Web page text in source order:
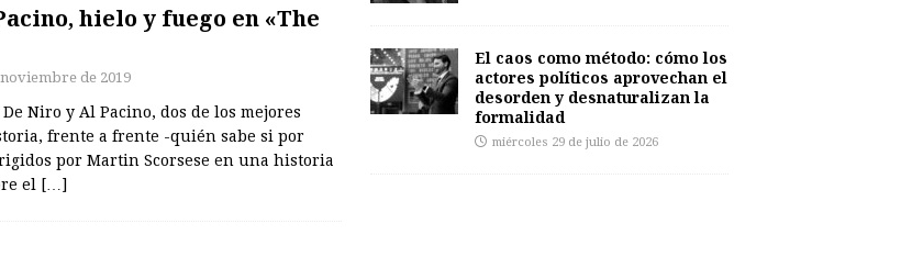
hielo y fuego en «The
de 2019
Niro y Al Pacino, dos de los mejores
frente a frente -quién sabe si por
por Martin Scorsese en una historia
el
[…]
El caos como método: cómo los
actores políticos aprovechan el
desorden y desnaturalizan la
formalidad
miércoles 29 de julio de 2026